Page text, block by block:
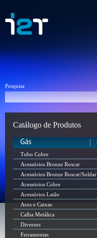
Pesquisa
Catálogo de Produtos
Tubo Cobre
Acessórios Bronze Roscar
Acessórios Bronze Roscar/Soldar
Acessórios Cobre
Acessórios Latão
Aros e Caixas
Calha Metálica
Diversos
Ferramentas